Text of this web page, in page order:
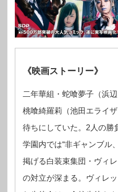
《映画ス トーリー》
二年華組・蛇喰夢子（浜
桃喰綺羅莉（池田エライ
待ちにしていた。2人の勝
学園内では“非ギャンブル
掲げる白装束集団・ヴィ
の対立が深まる。ヴィレ